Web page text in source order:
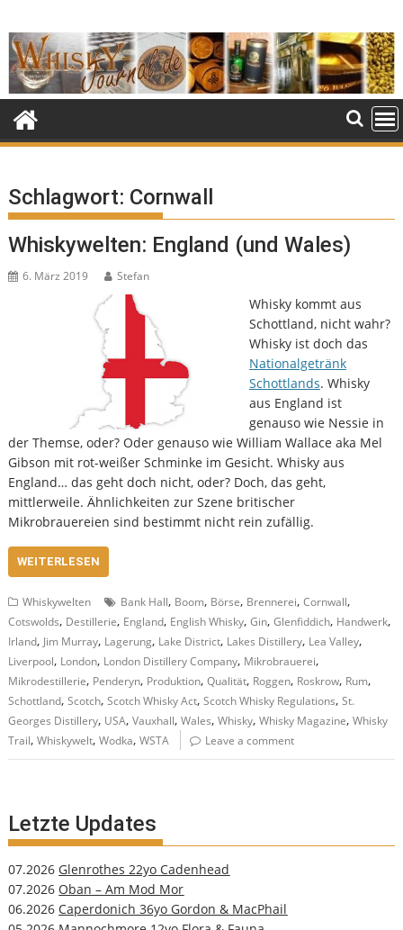
to
content
Schlagwort: Cornwall
Whiskywelten: England (und Wales)
6. März 2019 Stefan
Whisky kommt aus
Schottland, nicht wahr?
Whisky ist doch das
Nationalgetränk
Schottlands. Whisky
aus England ist
genauso wie Nessie in
der Themse, oder? Oder genauso wie William Wallace aka Mel
Gibson mit rot-weißer Schminke im Gesicht. Whisky aus
England… das geht doch nicht, oder? Doch, das geht,
mittlerweile. Ähnlichkeiten zur Szene britischer
Mikrobrauereien sind bestimmt nicht rein zufällig.
WEITERLESEN
Whiskywelten Bank Hall, Boom, Börse, Brennerei,Cornwall,
Cotswolds, Destillerie, England, English Whisky,Gin,Glenfiddich, Handwerk,
Irland, Jim Murray, Lagerung, Lake District, Lakes Distillery, Lea Valley,
Liverpool, London, London Distillery Company, Mikrobrauerei,
Mikrodestillerie, Penderyn, Produktion,Qualität, Roggen, Roskrow, Rum,
Schottland,Scotch,Scotch Whisky Act,Scotch Whisky Regulations,St.
Georges Distillery, USA,Vauxhall,Wales,Whisky,Whisky Magazine,Whisky
Trail,Whiskywelt,Wodka,WSTA Leave a comment
Letzte Updates
07.2026 Glenrothes 22yo Cadenhead
07.2026 Oban – Am Mod Mor
06.2026 Caperdonich 36yo Gordon & MacPhail